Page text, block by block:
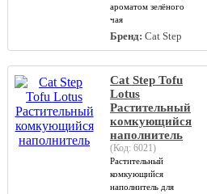
ароматом зелёного
чая
Бренд: Cat Step
Cat Step Tofu
Lotus
Растительный
комкующийся
наполнитель
(Код: 6021)
Растительный
комкующийся
наполнитель для